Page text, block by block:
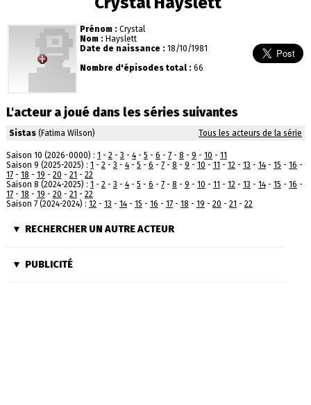
Prénom : Crystal
Nom : Hayslett
Date de naissance : 18/10/1981
Nombre d'épisodes total : 66
L'acteur a joué dans les séries suivantes
Sistas(Fatima Wilson) Tous les acteurs de la série
Saison 10 (2026-0000) : 1 - 2- 3 - 4- 5 - 6 - 7- 8 - 9 - 10 - 11
Saison 9 (2025-2025) : 1 - 2- 3 - 4- 5 - 6 - 7- 8 - 9 - 10 - 11 - 12- 13 - 14- 15 - 16 -
17- 18 - 19 - 20 - 21 - 22
Saison 8 (2024-2025) : 1 - 2- 3 - 4- 5 - 6 - 7- 8 - 9 - 10 - 11 - 12- 13 - 14- 15 - 16 -
17- 18 - 19 - 20 - 21 - 22
Saison 7 (2024-2024) : 12- 13 - 14- 15 - 16 - 17- 18 - 19 - 20 - 21 - 22
RECHERCHER UN AUTRE ACTEUR
PUBLICITÉ